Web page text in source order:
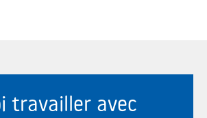
travailler avec